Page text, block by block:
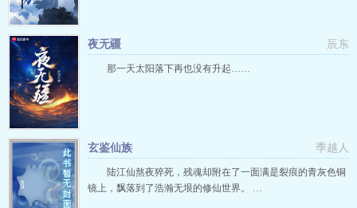
辰东
夜无疆
那一天太阳落下再也没有升起……
季越人
玄鉴仙族
陆江仙熬夜猝死，残魂却附在了一面满是裂痕的青灰色铜
镜上，飘落到了浩瀚无垠的修仙世界。 …